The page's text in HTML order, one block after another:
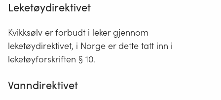
og/eller
strømnettet
via
en
Både
Leketøydirektivet
Kvikksølv er forbudt i leker gjennom
leketøydirektivet, i Norge er dette tatt inn i
leketøyforskriften § 10.
Vanndirektivet